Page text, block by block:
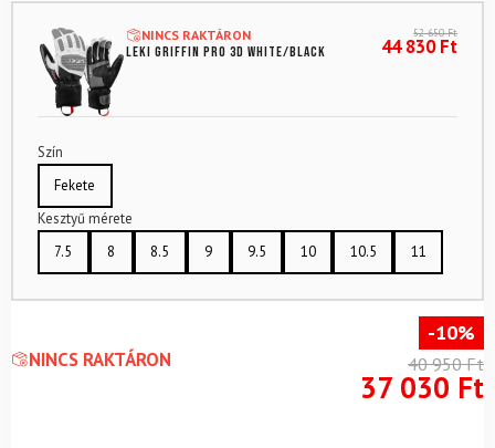
NINCS RAKTÁRON
LEKI Griffin Pro 3D White/Black
52 650Ft
44 830Ft
Szín
Fekete
Kesztyű mérete
7.5
8 8.5 9 9.5 10 10.5 11
NINCS RAKTÁRON
-10%
40 950Ft
37 030 Ft